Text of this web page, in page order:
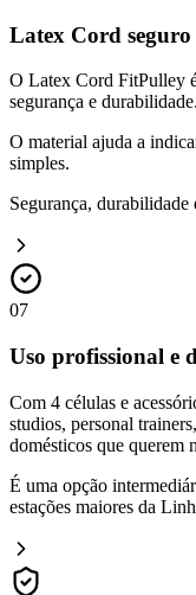
Latex Cord
O Latex Cord FitPulley
segurança e durabilidade.
O material ajuda a
simples.
Segurança,
07
Uso profissional e
Com 4 células e
studios, personal
domésticos que querem
É uma opção
estações maiores da